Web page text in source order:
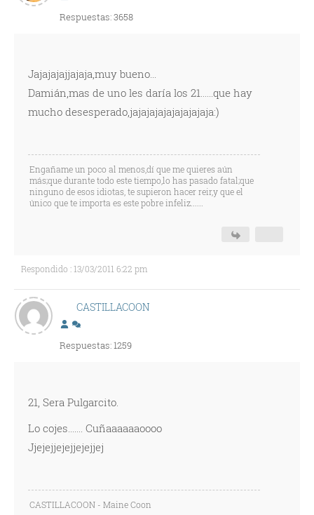
Respuestas: 3658
Jajajajajjajaja,muy bueno...
Damián,mas de uno les daría los 21......que hay
mucho desesperado,jajajajajajajajajaja:)
Engañame un poco al menos,dí que me quieres aún
más;que durante todo este tiempo,lo has pasado fatal;que
ninguno de esos idiotas, te supieron hacer reir,y que el
único que te importa es este pobre infeliz......
Respondido : 13/03/2011 6:22 pm
CASTILLACOON
Respuestas: 1259
21, Sera Pulgarcito.
Lo cojes....... Cuñaaaaaaoooo
Jjejejjejejjejejjej
CASTILLACOON - Maine Coon